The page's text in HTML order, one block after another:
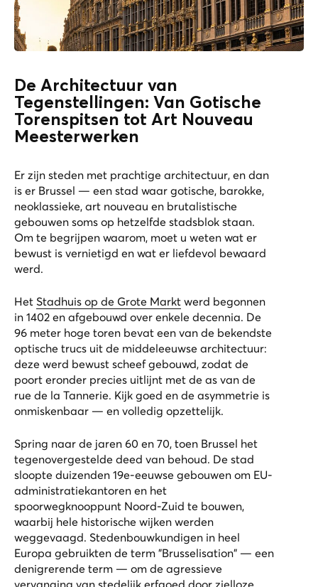
De Architectuur van
Tegenstellingen: Van Gotische
Torenspitsen tot Art Nouveau
Meesterwerken
Er zijn steden met prachtige architectuur, en dan
is er Brussel — een stad waar gotische, barokke,
neoklassieke, art nouveau en brutalistische
gebouwen soms op hetzelfde stadsblok staan.
Om te begrijpen waarom, moet u weten wat er
bewust is vernietigd en wat er liefdevol bewaard
werd.
Het Stadhuis op de Grote Markt werd begonnen
in 1402 en afgebouwd over enkele decennia. De
96 meter hoge toren bevat een van de bekendste
optische trucs uit de middeleeuwse architectuur:
deze werd bewust scheef gebouwd, zodat de
poort eronder precies uitlijnt met de as van de
rue de la Tannerie. Kijk goed en de asymmetrie is
onmiskenbaar — en volledig opzettelijk.
Spring naar de jaren 60 en 70, toen Brussel het
tegenovergestelde deed van behoud. De stad
sloopte duizenden 19e-eeuwse gebouwen om EU-
administratiekantoren en het
spoorwegknooppunt Noord-Zuid te bouwen,
waarbij hele historische wijken werden
weggevaagd. Stedenbouwkundigen in heel
Europa gebruikten de term "Brusselisation" — een
denigrerende term — om de agressieve